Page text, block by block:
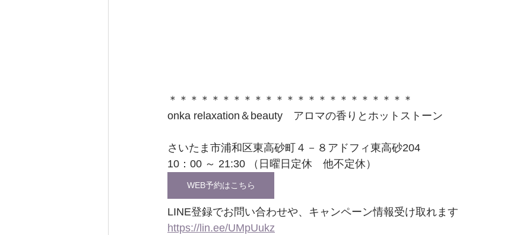
＊＊＊＊＊＊＊＊＊＊＊＊＊＊＊＊＊＊＊＊＊＊＊
onka relaxation＆beauty　アロマの香りとホットストーン
さいたま市浦和区東高砂町４－８アドフィ東高砂204
10：00 ～ 21:30 （日曜日定休　他不定休）
WEB予約はこちら
LINE登録でお問い合わせや、キャンペーン情報受け取れます
https://lin.ee/UMpUukz